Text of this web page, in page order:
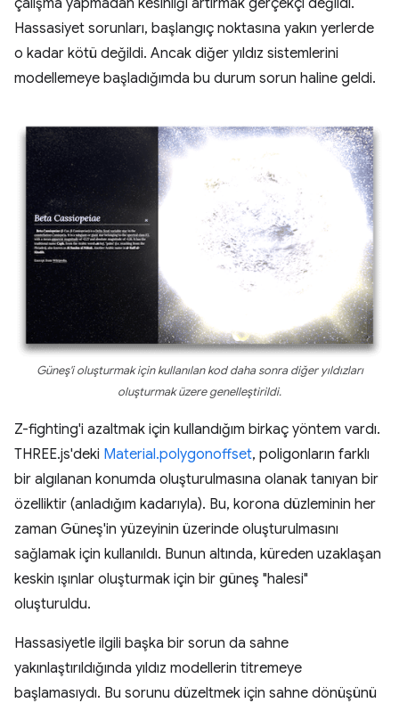
Hassasiyet sorunları, başlangıç noktasına yakın yerlerde
o kadar kötü değildi. Ancak diğer yıldız sistemlerini
modellemeye başladığımda bu durum sorun haline geldi.
Güneş'i oluşturmak için kullanılan kod daha sonra diğer yıldızları
oluşturmak üzere genelleştirildi.
Z-fighting'i azaltmak için kullandığım birkaç yöntem vardı.
THREE.js'deki Material.polygonoffset, poligonların farklı
bir algılanan konumda oluşturulmasına olanak tanıyan bir
özelliktir (anladığım kadarıyla). Bu, korona düzleminin her
zaman Güneş'in yüzeyinin üzerinde oluşturulmasını
sağlamak için kullanıldı. Bunun altında, küreden uzaklaşan
keskin ışınlar oluşturmak için bir güneş "halesi"
oluşturuldu.
Hassasiyetle ilgili başka bir sorun da sahne
yakınlaştırıldığında yıldız modellerin titremeye
başlamasıydı. Bu sorunu düzeltmek için sahne dönüşünü